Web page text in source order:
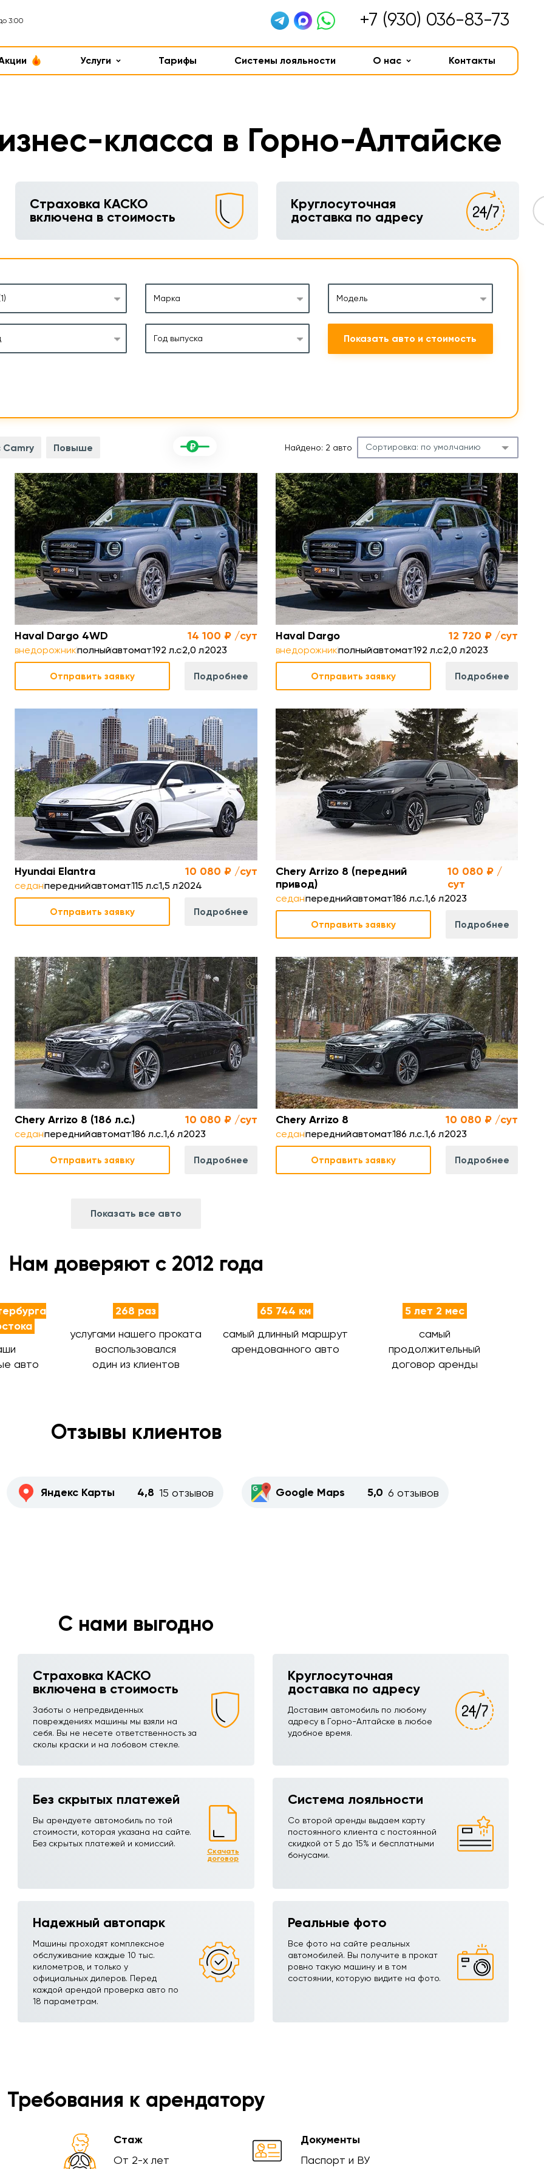
3:00 +7 (930) 036-83-73
Услуги Тарифы Системы лояльности О нас Контакты
класса в Горно-Алтайске
Страховка КАСКО
включена в стоимость
Круглосуточная
доставка по адресу
Марка Модель
Год выпуска Показать авто и стоимость
Camry Повыше Найдено: 2 авто Сортировка: по умолчанию
Haval Dargo 4WD 14 100 ₽ /сут
внедорожникполныйавтомат192 л.с2,0 л2023
Отправить заявку Подробнее
Мощность двигателя
192 л.с
Объем двигателя
2,0 л
Разгон до 100 км/ч
10 сек.
Расход топлива
9,2 л/100 км
Haval Dargo 12 720 ₽ /сут
внедорожникполныйавтомат192 л.с2,0 л2023
Отправить заявку Подробнее
Hyundai Elantra 10 080 ₽ /сут
седанпереднийавтомат115 л.с1,5 л2024
Отправить заявку Подробнее
Мощность двигателя
Объем двигателя
1,6 л
Разгон до 100 км/ч
8,9 сек.
Расход топлива
7,5 л/100 км
Chery Arrizo 8 (передний
привод)
10 080 ₽ /
сут
седанпереднийавтомат186 л.с.1,6 л2023
Отправить заявку Подробнее
Chery Arrizo 8 (186 л.с.) 10 080 ₽ /сут
седанпереднийавтомат186 л.с.1,6 л2023
Отправить заявку Подробнее
Мощность двигателя
186 л.с.
Объем двигателя
1,6 л
Разгон до 100 км/ч
8,9 сек.
Расход топлива
7,5 л/100 км
Chery Arrizo 8 10 080 ₽ /сут
седанпереднийавтомат186 л.с.1,6 л2023
Отправить заявку Подробнее
Показать все авто
Нам доверяют с 2012 года
авто
268 раз
услугами нашего проката
воспользовался
один из клиентов
65 744 км
самый длинный маршрут
арендованного авто
5 лет 2 мес
самый
продолжительный
договор аренды
Отзывы клиентов
Яндекс Карты 4,8 15 отзывов Google Maps 5,0 6 отзывов
С нами выгодно
Страховка КАСКО
включена в стоимость
Заботы о непредвиденных
повреждениях машины мы взяли на
себя. Вы не несете ответственность за
сколы краски и на лобовом стекле.
Круглосуточная
доставка по адресу
Доставим автомобиль по любому
адресу в Горно-Алтайске в любое
удобное время.
Без скрытых платежей
Вы арендуете автомобиль по той
стоимости, которая указана на сайте.
Без скрытых платежей и комиссий.
Скачать
договор
Система лояльности
Со второй аренды выдаем карту
постоянного клиента с постоянной
скидкой от 5 до 15% и бесплатными
бонусами.
Надежный автопарк
Машины проходят комплексное
обслуживание каждые 10 тыс.
километров, и только у
официальных дилеров. Перед
каждой арендой проверка авто по
18 параметрам.
Реальные фото
Все фото на сайте реальных
автомобилей. Вы получите в прокат
ровно такую машину и в том
состоянии, которую видите на фото.
Требования к арендатору
Стаж
От 2-х лет
Документы
Паспорт и ВУ